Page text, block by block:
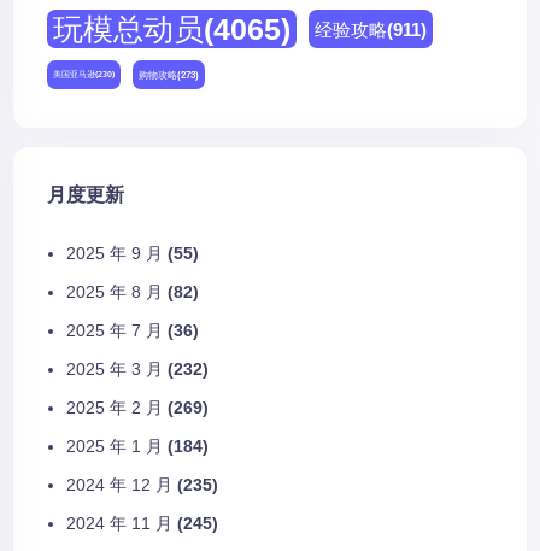
玩模总动员(4065) 经验攻略(911)
美国亚马逊(230) 购物攻略(273)
月度更新
2025 年 9 月 (55)
2025 年 8 月 (82)
2025 年 7 月 (36)
2025 年 3 月 (232)
2025 年 2 月 (269)
2025 年 1 月 (184)
2024 年 12 月 (235)
2024 年 11 月 (245)